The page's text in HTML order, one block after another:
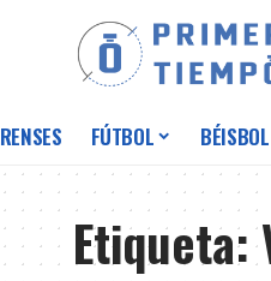
FÚTBOL BÉISBOL
Etiqueta: